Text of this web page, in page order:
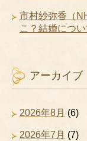
市村紗弥香（
こ？結婚につ
アーカイブ
2026年8月 (6)
2026年7月 (7)